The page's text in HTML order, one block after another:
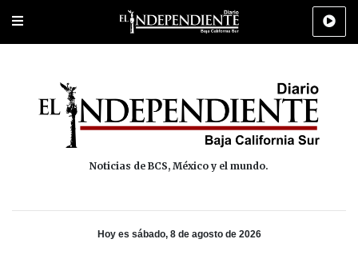
Portada Los Cabos Policiaca Deportes Cultura
Noticias de BCS, México y el mundo.
Hoy es sábado, 8 de agosto de 2026